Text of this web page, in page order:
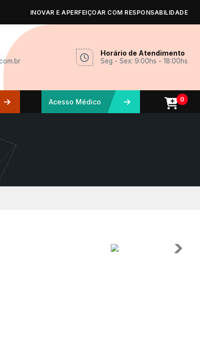
INOVAR E APERFEIÇOAR COM RESPONSABILIDADE
Horário de Atendimento
Seg - Sex: 9:00hs - 18:00hs
Acesso Médico 0